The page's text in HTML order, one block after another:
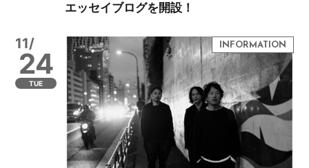
エッセイブログを開設！
11/
24
TUE